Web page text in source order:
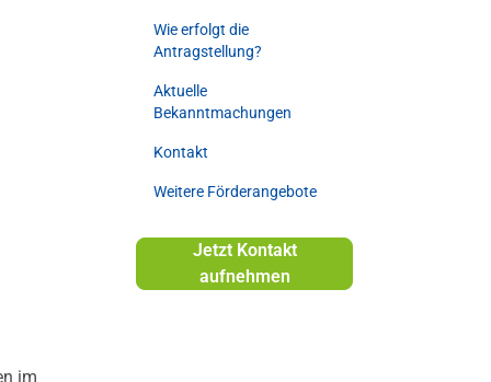
im
Jetzt Kontakt
aufnehmen
Wie erfolgt die
Antragstellung?
Aktuelle
Bekanntmachungen
Kontakt
Weitere Förderangebote